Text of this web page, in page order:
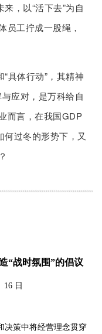
，以“活下去”为自
员工拧成一股绳，
具体行动”，其精神
与应对，是万科给自
而言，在我国GDP
何过冬的形势下，又
“战时氛围”的倡议
16 日
决策中将经营理念贯穿